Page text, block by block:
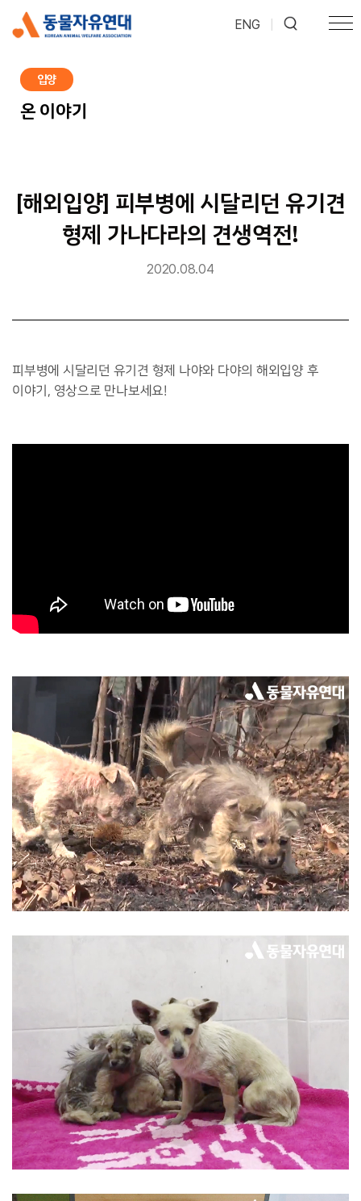
ENG
입양
온 이야기
[해외입양] 피부병에 시달리던 유기견
형제 가나다라의 견생역전!
2020.08.04
피부병에 시달리던 유기견 형제 나야와 다야의 해외입양 후
이야기, 영상으로 만나보세요!